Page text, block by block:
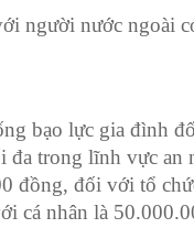
người nước ngoài
bạo lực gia đình
trong lĩnh vực an
đồng, đối với tổ
cá nhân là